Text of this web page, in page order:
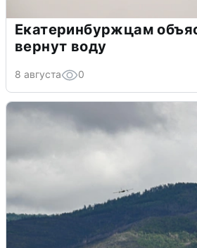
Екатеринбуржцам
вернут воду
8 августа 0